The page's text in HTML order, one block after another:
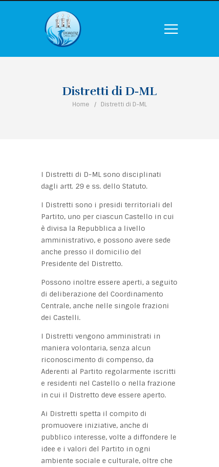
Distretti di D-ML
Home Distretti di D-ML
I Distretti di D-ML sono disciplinati
dagli artt. 29 e ss. dello Statuto.
I Distretti sono i presidi territoriali del
Partito, uno per ciascun Castello in cui
è divisa la Repubblica a livello
amministrativo, e possono avere sede
anche presso il domicilio del
Presidente del Distretto.
Possono inoltre essere aperti, a seguito
di deliberazione del Coordinamento
Centrale, anche nelle singole frazioni
dei Castelli.
I Distretti vengono amministrati in
maniera volontaria, senza alcun
riconoscimento di compenso, da
Aderenti al Partito regolarmente iscritti
e residenti nel Castello o nella frazione
in cui il Distretto deve essere aperto.
Ai Distretti spetta il compito di
promuovere iniziative, anche di
pubblico interesse, volte a diffondere le
idee e i valori del Partito in ogni
ambiente sociale e culturale, oltre che